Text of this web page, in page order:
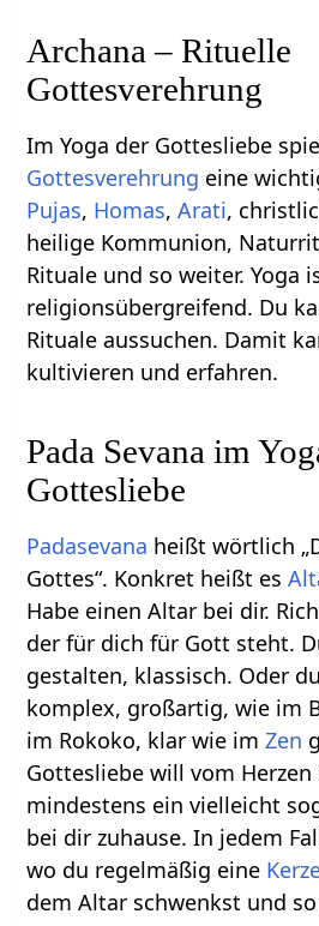
Archana – Rituelle
Gottesverehrung
Im Yoga der Gottesliebe
Gottesverehrung eine
Pujas, Homas,Arati,
heilige Kommunion,
Rituale und so weiter. Yoga
religionsübergreifend. Du
Rituale aussuchen. Damit
kultivieren und erfahren.
Pada Sevana im
Gottesliebe
Padasevana heißt wörtlich
Gottes“. Konkret heißt es
Habe einen Altar bei dir.
der für dich für Gott steht.
gestalten, klassisch. Oder
komplex, großartig, wie im
im Rokoko, klar wie imZen
Gottesliebe will vom Herzen
mindestens ein vielleicht
bei dir zuhause. In jedem
wo du regelmäßig eine
dem Altar schwenkst und